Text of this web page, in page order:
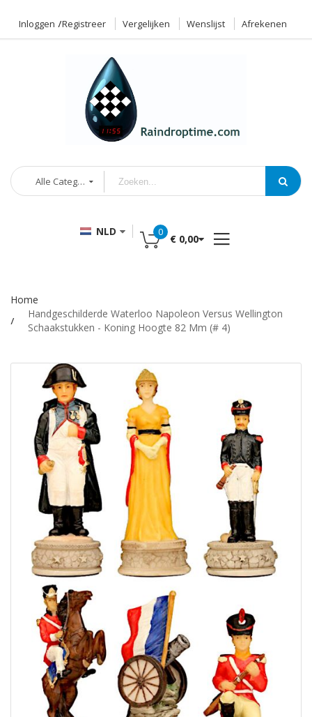
Inloggen Registreer Vergelijken Wenslijst Afrekenen
Alle Categorieën
NLD 0
€ 0,00
Home
Handgeschilderde Waterloo Napoleon Versus Wellington
Schaakstukken - Koning Hoogte 82 Mm (# 4)